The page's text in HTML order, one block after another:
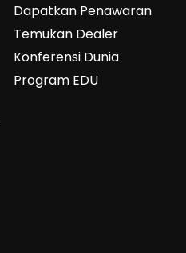
Dapatkan Penawaran
Temukan Dealer
Konferensi Dunia
Program EDU